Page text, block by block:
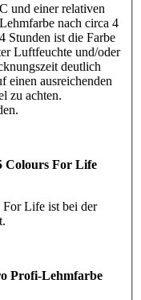
und einer relativen
nach circa 4
Stunden ist die Farbe
Luftfeuchte und/oder
deutlich
einen ausreichenden
zu achten.
Colours For Life
Life ist bei der
Profi-Lehmfarbe